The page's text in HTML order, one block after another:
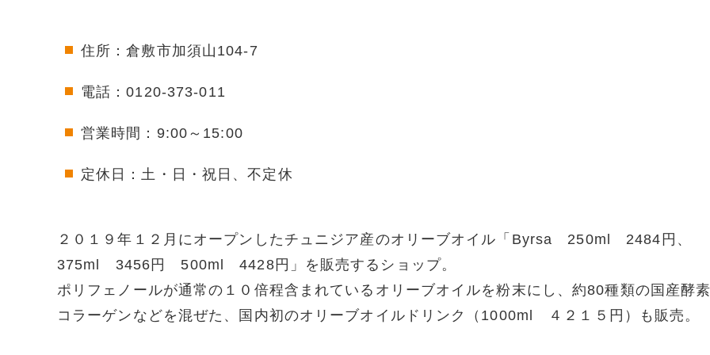
住所：倉敷市加須山104-7
電話：0120-373-011
営業時間：9:00～15:00
定休日：土・日・祝日、不定休
２０１９年１２月にオープンしたチュニジア産のオリーブオイル「Byrsa 250ml 2484円、
375ml 3456円 500ml 4428円」を販売するショップ。
ポリフェノールが通常の１０倍程含まれているオリーブオイルを粉末にし、約80種類の国産酵
コラーゲンなどを混ぜた、国内初のオリーブオイルドリンク（1000ml ４２１５円）も販売。